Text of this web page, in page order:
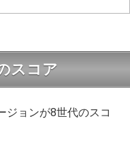
スコア
ジョンが8世代のスコ